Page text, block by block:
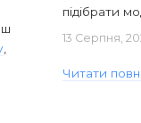
,
підібрати
13 Серпня,
Читати